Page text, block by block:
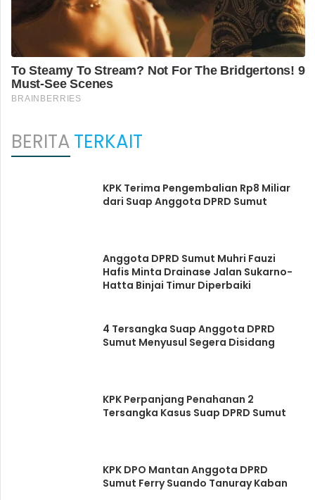
BERITATERKAIT
KPK Terima Pengembalian Rp8 Miliar
dari Suap Anggota DPRD Sumut
Anggota DPRD Sumut Muhri Fauzi
Hafis Minta Drainase Jalan Sukarno-
Hatta Binjai Timur Diperbaiki
4 Tersangka Suap Anggota DPRD
Sumut Menyusul Segera Disidang
KPK Perpanjang Penahanan 2
Tersangka Kasus Suap DPRD Sumut
KPK DPO Mantan Anggota DPRD
Sumut Ferry Suando Tanuray Kaban